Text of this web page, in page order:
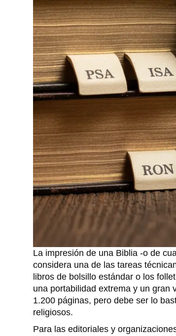
La impresión de una Biblia -o de
considera una de las tareas
libros de bolsillo estándar o los
una portabilidad extrema y un gran
1.200 páginas, pero debe ser lo
religiosos.
Para las editoriales y